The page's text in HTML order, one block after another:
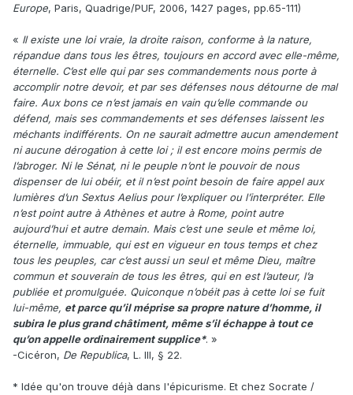
Europe, Paris, Quadrige/PUF, 2006, 1427 pages, pp.65-111)
« Il existe une loi vraie, la droite raison, conforme à la nature,
répandue dans tous les êtres, toujours en accord avec elle-même,
éternelle. C’est elle qui par ses commandements nous porte à
accomplir notre devoir, et par ses défenses nous détourne de mal
faire. Aux bons ce n’est jamais en vain qu’elle commande ou
défend, mais ses commandements et ses défenses laissent les
méchants indifférents. On ne saurait admettre aucun amendement
ni aucune dérogation à cette loi ; il est encore moins permis de
l’abroger. Ni le Sénat, ni le peuple n’ont le pouvoir de nous
dispenser de lui obéir, et il n’est point besoin de faire appel aux
lumières d’un Sextus Aelius pour l’expliquer ou l’interpréter. Elle
n’est point autre à Athènes et autre à Rome, point autre
aujourd’hui et autre demain. Mais c’est une seule et même loi,
éternelle, immuable, qui est en vigueur en tous temps et chez
tous les peuples, car c’est aussi un seul et même Dieu, maître
commun et souverain de tous les êtres, qui en est l’auteur, l’a
publiée et promulguée. Quiconque n’obéit pas à cette loi se fuit
lui-même, et parce qu’il méprise sa propre nature d’homme, il
subira le plus grand châtiment, même s’il échappe à tout ce
qu’on appelle ordinairement supplice*. »
-Cicéron, De Republica, L. III, § 22.
* Idée qu'on trouve déjà dans l'épicurisme. Et chez Socrate /